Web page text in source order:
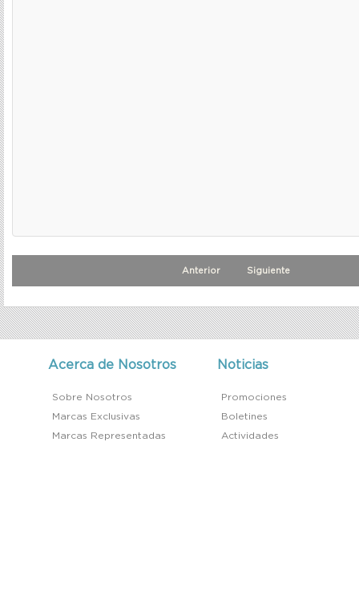
Anterior Siguiente
Acerca de Nosotros
Sobre Nosotros
Marcas Exclusivas
Marcas Representadas
Noticias
Promociones
Boletines
Actividades